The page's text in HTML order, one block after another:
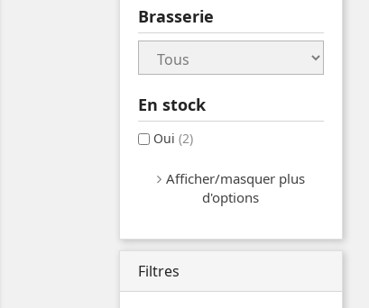
Brasserie
En stock
Oui (2)
Afficher/masquer plus
d'options
Filtres